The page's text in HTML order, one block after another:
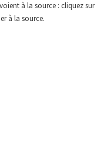
à la source : cliquez sur
à la source.